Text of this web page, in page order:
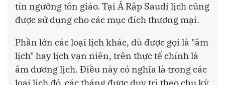
tín ngưỡng tôn giáo. Tại Ả Rập Saudi lịch cũng
được sử dụng cho các mục đích thương mại.
Phần lớn các loại lịch khác, dù được gọi là "âm
lịch" hay lịch vạn niên, trên thực tế chính là
âm dương lịch. Điều này có nghĩa là trong các